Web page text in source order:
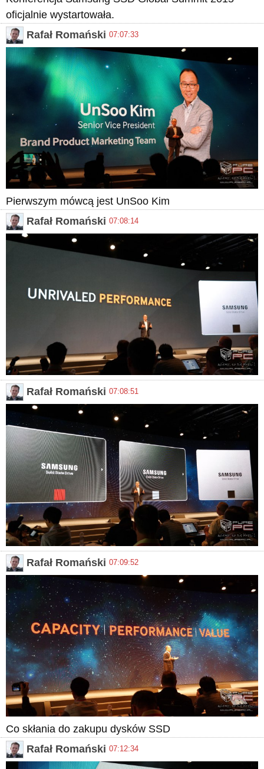
oficjalnie wystartowała.
Rafał Romański 07:07:33
Pierwszym mówcą jest UnSoo Kim
Rafał Romański 07:08:14
Rafał Romański 07:08:51
Rafał Romański 07:09:52
Co skłania do zakupu dysków SSD
Rafał Romański 07:12:34